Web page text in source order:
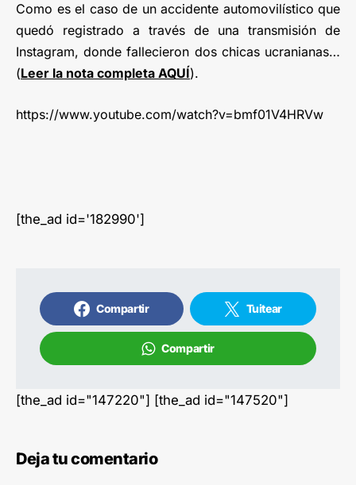
Como es el caso de un accidente automovilístico que
quedó registrado a través de una transmisión de
Instagram, donde fallecieron dos chicas ucranianas…
(Leer la nota completa AQUÍ).
https://www.youtube.com/watch?v=bmf01V4HRVw
[the_ad id='182990']
Compartir Tuitear
Compartir
[the_ad id="147220"] [the_ad id="147520"]
Deja tu comentario